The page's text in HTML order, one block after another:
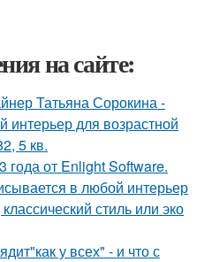
на сайте:
Татьяна Сорокина -
интерьер для возрастной
5 кв.
года от Enlight Software.
в любой интерьер
стиль или эко
у всех" - и что с